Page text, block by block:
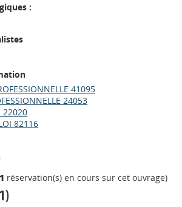
:
41095
24053
22020
82116
1 réservation(s) en cours sur cet ouvrage)